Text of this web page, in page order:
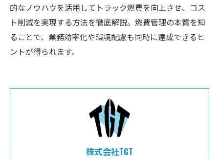
的なノウハウを活用してトラック燃費を向上させ、コス
ト削減を実現する方法を徹底解説。燃費管理の本質を知
ることで、業務効率化や環境配慮も同時に達成できるヒ
ントが得られます。
株式会社TGT